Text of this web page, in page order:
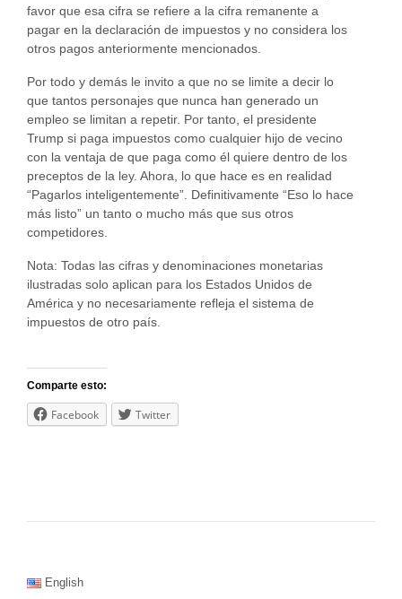
favor que esa cifra se refiere a la cifra remanente a
pagar en la declaración de impuestos y no considera los
otros pagos anteriormente mencionados.
Por todo y demás le invito a que no se limite a decir lo
que tantos personajes que nunca han generado un
empleo se limitan a repetir. Por tanto, el presidente
Trump si paga impuestos como cualquier hijo de vecino
con la ventaja de que paga como él quiere dentro de los
preceptos de la ley. Ahora, lo que hace es en realidad
“Pagarlos inteligentemente”. Definitivamente “Eso lo hace
más listo” un tanto o mucho más que sus otros
competidores.
Nota: Todas las cifras y denominaciones monetarias
ilustradas solo aplican para los Estados Unidos de
América y no necesariamente refleja el sistema de
impuestos de otro país.
Comparte esto:
Facebook Twitter
English